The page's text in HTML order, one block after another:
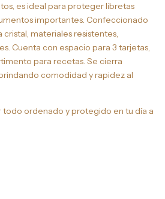
es ideal para proteger libretas
importantes. Confeccionado
materiales resistentes,
Cuenta con espacio para 3 tarjetas,
para recetas. Se cierra
comodidad y rapidez al
ordenado y protegido en tu día a